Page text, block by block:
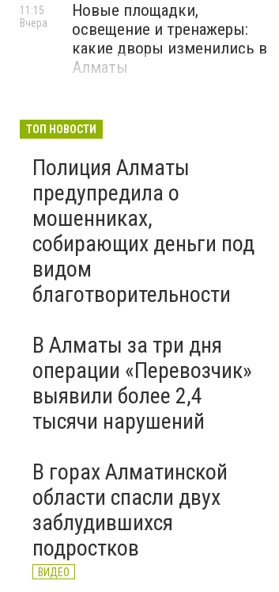
Новые площадки,
освещение и тренажеры:
какие дворы изменились в
Алматы
11:15
Вчера
ТОП НОВОСТИ
Полиция Алматы
предупредила о
мошенниках,
собирающих деньги под
видом
благотворительности
В Алматы за три дня
операции «Перевозчик»
выявили более 2,4
тысячи нарушений
В горах Алматинской
области спасли двух
заблудившихся
подростков
ВИДЕО